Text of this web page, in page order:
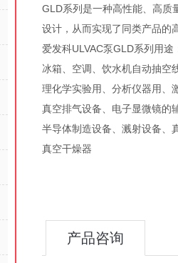
GLD系列是一种高性能、高质
设计，从而实现了同类产品的
爱发科ULVAC泵GLD系列用途
冰箱、空调、饮水机自动抽空
理化学实验用、分析仪器用、
真空排气设备、电子显微镜的
半导体制造设备、溅射设备、
真空干燥器
产品咨询